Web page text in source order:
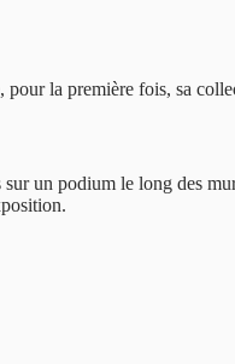
pour la première fois, sa
un podium le long des